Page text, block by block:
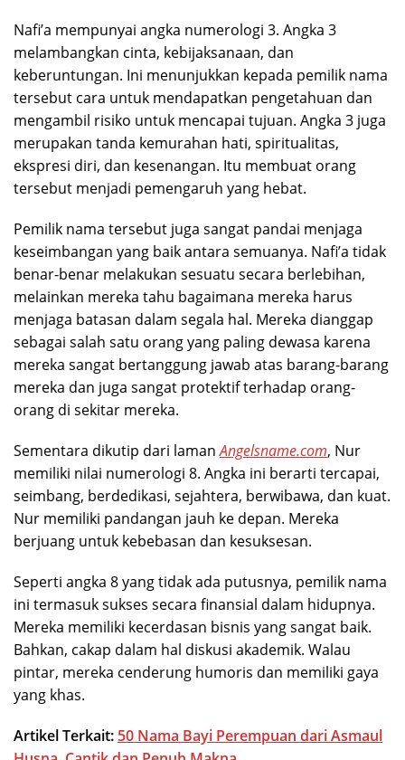
Nafi’a mempunyai angka numerologi 3. Angka 3
melambangkan cinta, kebijaksanaan, dan
keberuntungan. Ini menunjukkan kepada pemilik nama
tersebut cara untuk mendapatkan pengetahuan dan
mengambil risiko untuk mencapai tujuan. Angka 3 juga
merupakan tanda kemurahan hati, spiritualitas,
ekspresi diri, dan kesenangan. Itu membuat orang
tersebut menjadi pemengaruh yang hebat.
Pemilik nama tersebut juga sangat pandai menjaga
keseimbangan yang baik antara semuanya. Nafi’a tidak
benar-benar melakukan sesuatu secara berlebihan,
melainkan mereka tahu bagaimana mereka harus
menjaga batasan dalam segala hal. Mereka dianggap
sebagai salah satu orang yang paling dewasa karena
mereka sangat bertanggung jawab atas barang-barang
mereka dan juga sangat protektif terhadap orang-
orang di sekitar mereka.
Sementara dikutip dari lamanAngelsname.com, Nur
memiliki nilai numerologi 8. Angka ini berarti tercapai,
seimbang, berdedikasi, sejahtera, berwibawa, dan kuat.
Nur memiliki pandangan jauh ke depan. Mereka
berjuang untuk kebebasan dan kesuksesan.
Seperti angka 8 yang tidak ada putusnya, pemilik nama
ini termasuk sukses secara finansial dalam hidupnya.
Mereka memiliki kecerdasan bisnis yang sangat baik.
Bahkan, cakap dalam hal diskusi akademik. Walau
pintar, mereka cenderung humoris dan memiliki gaya
yang khas.
Artikel Terkait: 50 Nama Bayi Perempuan dari Asmaul